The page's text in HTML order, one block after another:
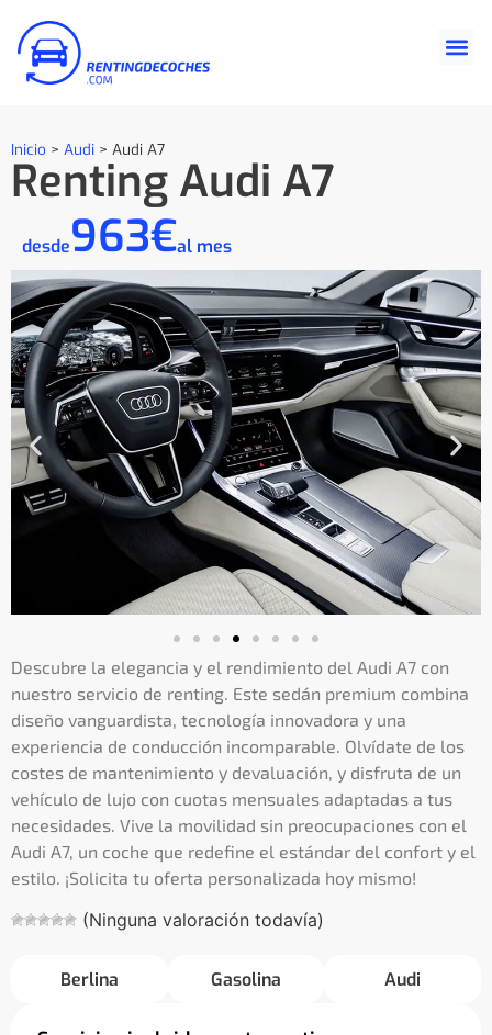
Inicio > Audi > Audi A7
Renting Audi A7
desde963€al mes
Descubre la elegancia y el rendimiento del Audi A7 con
nuestro servicio de renting. Este sedán premium combina
diseño vanguardista, tecnología innovadora y una
experiencia de conducción incomparable. Olvídate de los
costes de mantenimiento y devaluación, y disfruta de un
vehículo de lujo con cuotas mensuales adaptadas a tus
necesidades. Vive la movilidad sin preocupaciones con el
Audi A7, un coche que redefine el estándar del confort y el
estilo. ¡Solicita tu oferta personalizada hoy mismo!
(Ninguna valoración todavía)
Berlina Gasolina Audi